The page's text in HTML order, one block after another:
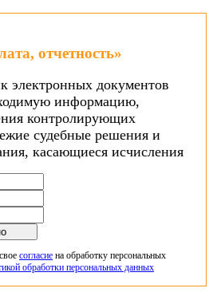
отчетность»
электронных документов
информацию,
контролирующих
судебные решения и
касающиеся исчисления
согласие на обработку персональных
обработки персональных данных